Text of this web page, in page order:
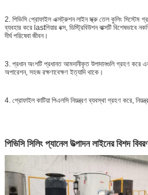
2. পিভিসি প্রোফাইল এক্সট্রুশন লাইন স্ক্রু তেল কুলিং সিস্টেম
ব্যবহার করে lastগিয়ার বক্স, ডিস্ট্রিবিউশন বাক্সটি বিশেষভাবে
দীর্ঘ পরিষেবা জীবন।
3. প্রধান অংশটি প্রধানত আমদানীকৃত উপাদানগুলি গ্রহণ করে
অপারেশন, সহজ রক্ষণাবেক্ষণ ইত্যাদি থাকে।
4. প্রোফাইল কাটিয়া পিএলসি নিয়ন্ত্রণ ব্যবস্থা গ্রহণ করে,
পিভিসি সিলিং প্যানেল উত্পাদন লাইনের বিশদ